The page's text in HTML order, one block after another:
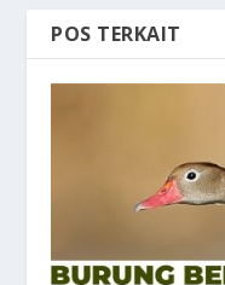
POS TERKAIT